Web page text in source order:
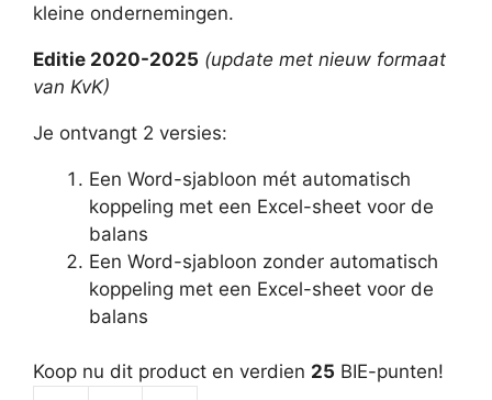
kleine ondernemingen.
Editie 2020-2025 (update met nieuw formaat
van KvK)
Je ontvangt 2 versies:
Een Word-sjabloon mét automatisch
koppeling met een Excel-sheet voor de
balans
Een Word-sjabloon zonder automatisch
koppeling met een Excel-sheet voor de
balans
Koop nu dit product en verdien 25 BIE-punten!